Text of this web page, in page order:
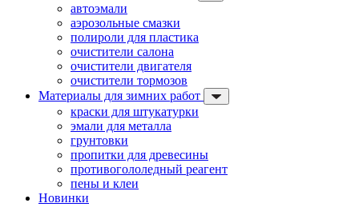
автоэмали
аэрозольные смазки
полироли для пластика
очистители салона
очистители двигателя
очистители тормозов
Материалы для зимних работ
краски для штукатурки
эмали для металла
грунтовки
пропитки для древесины
противогололедный реагент
пены и клеи
Новинки